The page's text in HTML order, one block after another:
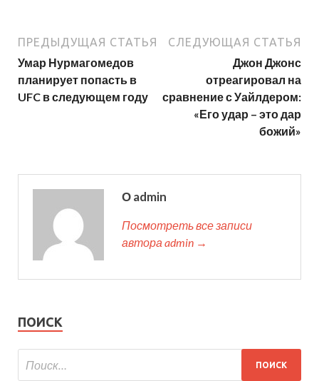
ПРЕДЫДУЩАЯ СТАТЬЯ
Умар Нурмагомедов
планирует попасть в
UFC в следующем году
СЛЕДУЮЩАЯ СТАТЬЯ
Джон Джонс
отреагировал на
сравнение с Уайлдером:
«Его удар – это дар
божий»
О admin
Посмотреть все записи
автора admin →
ПОИСК